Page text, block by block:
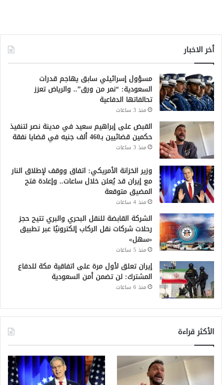
أخر الاخبار
مسؤول إسرائيلي سابق يهاجم قدرات
السعودية: “نمر من ورق”.. والرياض تعزز
تحالفاتها الدفاعية
منذ 3 ساعات
القبض على إبراهيم سعيد في مدينة نصر لتنفيذ
حكمين قضائيين بـ460 ألف جنيه في قضايا نفقة
منذ 3 ساعات
وزير الخزانة الأمريكي: اتفاق ووقف لإطلاق النار
مع إيران قد يُعلن خلال ساعات.. وإعادة فتح
المضيق متوقعة
منذ 4 ساعات
الشركة القابضة للنقل البحري والبري تتيح حجز
رحلات شركات نقل الركاب إلكترونيًا عبر تطبيق
«سهل»
منذ 5 ساعات
إيران تعلق لأول مرة على اتفاقية مكة للدفاع
المشترك: لن تضمن أمن السعودية
منذ 6 ساعات
الأكثر قراءة